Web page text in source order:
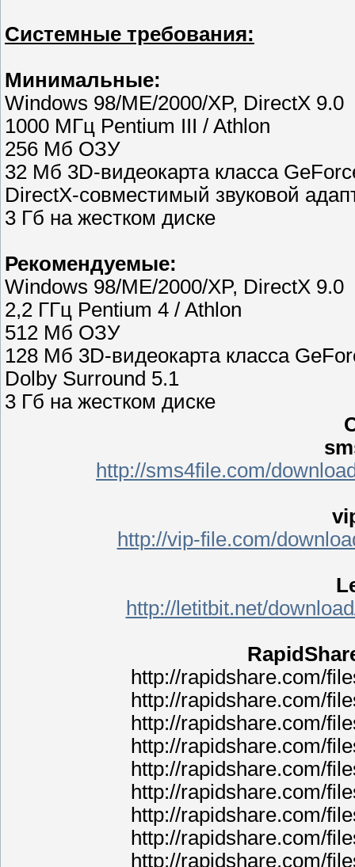
Системные требования:
Минимальные:
Windows 98/ME/2000/XP, DirectX 9.0
1000 МГц Pentium III / Athlon
256 Мб ОЗУ
32 Мб 3D-видеокарта класса
DirectX-совместимый звуковой
3 Гб на жестком диске
Рекомендуемые:
Windows 98/ME/2000/XP, DirectX 9.0
2,2 ГГц Pentium 4 / Athlon
512 Мб ОЗУ
128 Мб 3D-видеокарта класса
Dolby Surround 5.1
3 Гб на жестком диске
http://sms4file.com/
http://vip-file.com/
http://letitbit.net/
http://rapidshare.com/
http://rapidshare.com/
http://rapidshare.com/
http://rapidshare.com/
http://rapidshare.com/
http://rapidshare.com/
http://rapidshare.com/
http://rapidshare.com/
http://rapidshare.com/